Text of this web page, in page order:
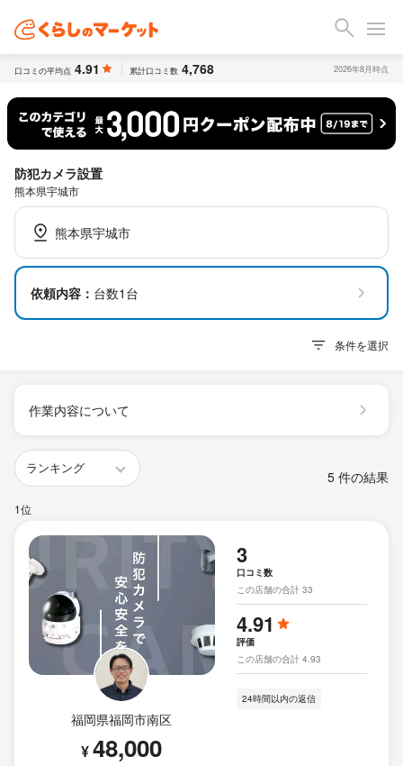
口コミの平均点 4.91 累計口コミ数 4,768 2026年8月時点
防犯カメラ設置
熊本県宇城市
熊本県宇城市
依頼内容： 台数1台
条件を選択
作業内容について
5 件の結果
1位
福岡県福岡市南区
¥48,000
3
口コミ数
この店舗の合計 33
4.91
評価
この店舗の合計 4.93
24時間以内の返信